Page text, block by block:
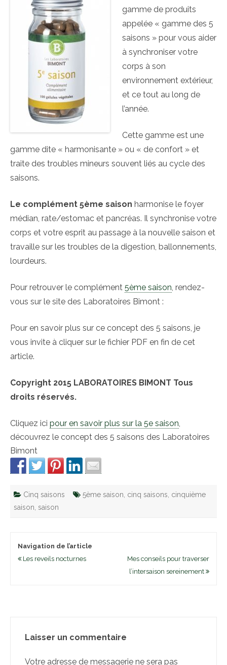
gamme de produits
appelée « gamme des 5
saisons » pour vous aider
à synchroniser votre
corps à son
environnement extérieur,
et ce tout au long de
l’année.
Cette gamme est une
gamme dite « harmonisante » ou « de confort » et
traite des troubles mineurs souvent liés au cycle des
saisons.
Le complément 5ème saison harmonise le foyer
médian, rate/estomac et pancréas. Il synchronise votre
corps et votre esprit au passage à la nouvelle saison et
travaille sur les troubles de la digestion, ballonnements,
lourdeurs.
Pour retrouver le complément 5ème saison , rendez-
vous sur le site des Laboratoires Bimont :
Pour en savoir plus sur ce concept des 5 saisons, je
vous invite à cliquer sur le fichier PDF en fin de cet
article.
Copyright 2015 LABORATOIRES BIMONT Tous
droits réservés.
Cliquez ici pour en savoir plus sur la 5e saison
découvrez le concept des 5 saisons des Laboratoires
Bimont
Cinq saisons 5ème saison cinq saisons cinquième
saison saison
Navigation de l’article
Les reveils nocturnes
Mes conseils pour traverser
l’intersaison sereinement
Laisser un commentaire
Votre adresse de messagerie ne sera pas